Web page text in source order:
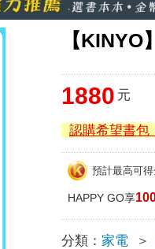
【
1880 元
認購希望書包
預計最高可得
HAPPY GO享
分類： 家電 ＞